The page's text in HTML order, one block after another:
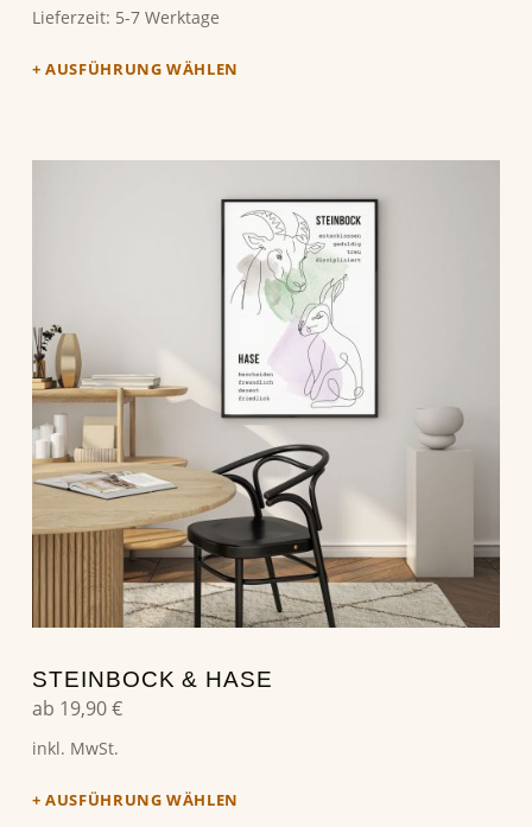
Lieferzeit: 5-7 Werktage
AUSFÜHRUNG WÄHLEN
STEINBOCK & HASE
ab 19,90€
inkl. MwSt.
AUSFÜHRUNG WÄHLEN